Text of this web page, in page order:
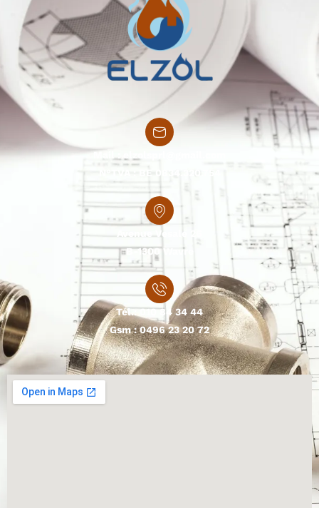
Mail :
N°TVA : BE 0834.320.754
Avenue Vesale 26
B-1300 Wavre
Tél.:010 84 34 44
Gsm :0496 23 20 72